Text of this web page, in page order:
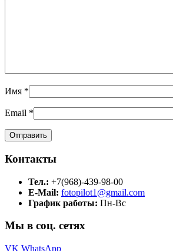
Имя *
Email *
Контакты
Тел.: +7(968)-439-98-00
E-Mail: fotopilot1@gmail.com
График работы: Пн-Вс
Мы в соц. сетях
VK WhatsApp